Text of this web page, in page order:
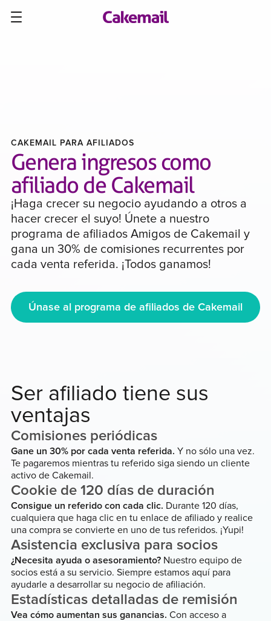
CAKEMAIL PARA AFILIADOS
Genera ingresos como
afiliado de Cakemail
¡Haga crecer su negocio ayudando a otros a
hacer crecer el suyo! Únete a nuestro
programa de afiliados Amigos de Cakemail y
gana un 30% de comisiones recurrentes por
cada venta referida. ¡Todos ganamos!
Únase al programa de afiliados de Cakemail
Ser afiliado tiene sus
ventajas
Comisiones periódicas
Gane un 30% por cada venta referida. Y no sólo una vez.
Te pagaremos mientras tu referido siga siendo un cliente
activo de Cakemail.
Cookie de 120 días de duración
Consigue un referido con cada clic. Durante 120 días,
cualquiera que haga clic en tu enlace de afiliado y realice
una compra se convierte en uno de tus referidos. ¡Yupi!
Asistencia exclusiva para socios
¿Necesita ayuda o asesoramiento?Nuestro equipo de
socios está a su servicio. Siempre estamos aquí para
ayudarle a desarrollar su negocio de afiliación.
Estadísticas detalladas de remisión
Vea cómo aumentan sus ganancias. Con acceso a